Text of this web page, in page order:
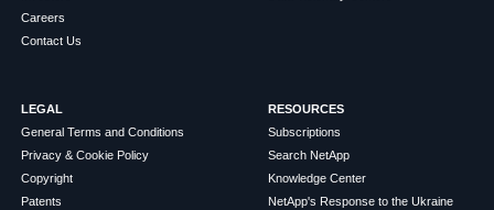
Careers
Contact Us
LEGAL
General Terms and Conditions
Privacy & Cookie Policy
Copyright
Patents
RESOURCES
Subscriptions
Search NetApp
Knowledge Center
NetApp's Response to the Ukraine